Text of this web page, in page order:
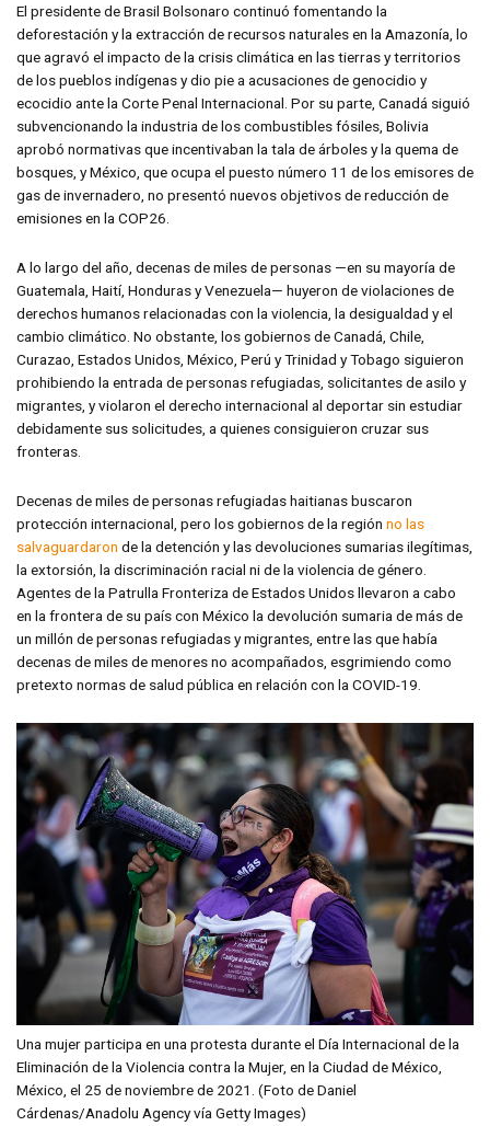
El presidente de Brasil Bolsonaro continuó fomentando la
deforestación y la extracción de recursos naturales en la Amazonía, lo
que agravó el impacto de la crisis climática en las tierras y territorios
de los pueblos indígenas y dio pie a acusaciones de genocidio y
ecocidio ante la Corte Penal Internacional. Por su parte, Canadá siguió
subvencionando la industria de los combustibles fósiles, Bolivia
aprobó normativas que incentivaban la tala de árboles y la quema de
bosques, y México, que ocupa el puesto número 11 de los emisores de
gas de invernadero, no presentó nuevos objetivos de reducción de
emisiones en la COP26.
A lo largo del año, decenas de miles de personas —en su mayoría de
Guatemala, Haití, Honduras y Venezuela— huyeron de violaciones de
derechos humanos relacionadas con la violencia, la desigualdad y el
cambio climático. No obstante, los gobiernos de Canadá, Chile,
Curazao, Estados Unidos, México, Perú y Trinidad y Tobago siguieron
prohibiendo la entrada de personas refugiadas, solicitantes de asilo y
migrantes, y violaron el derecho internacional al deportar sin estudiar
debidamente sus solicitudes, a quienes consiguieron cruzar sus
fronteras.
Decenas de miles de personas refugiadas haitianas buscaron
protección internacional, pero los gobiernos de la región no las
salvaguardaron de la detención y las devoluciones sumarias ilegítimas,
la extorsión, la discriminación racial ni de la violencia de género.
Agentes de la Patrulla Fronteriza de Estados Unidos llevaron a cabo
en la frontera de su país con México la devolución sumaria de más de
un millón de personas refugiadas y migrantes, entre las que había
decenas de miles de menores no acompañados, esgrimiendo como
pretexto normas de salud pública en relación con la COVID-19.
Una mujer participa en una protesta durante el Día Internacional de la
Eliminación de la Violencia contra la Mujer, en la Ciudad de México,
México, el 25 de noviembre de 2021. (Foto de Daniel
Cárdenas/Anadolu Agency vía Getty Images)